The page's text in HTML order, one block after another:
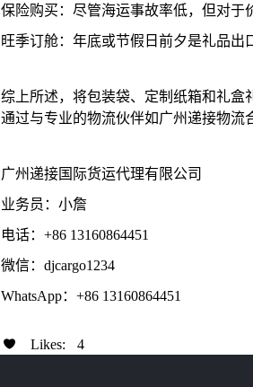
保险购买：尽管海运事故率低，但对于
旺季订舱：年底或节假日前夕是礼品出
综上所述，将包装袋、定制纸箱和礼盒
通过与专业的物流伙伴如广州递接物流
广州递接国际货运代理有限公司
业务员：小詹
电话：+86 13160864451
微信：djcargo1234
WhatsApp：+86 13160864451
Likes: 4